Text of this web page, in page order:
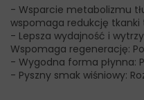
- Wsparcie metabolizmu
wspomaga redukcję tkanki
- Lepsza wydajność i
Wspomaga regenerację:
- Wygodna forma płynna:
- Pyszny smak wiśniowy: